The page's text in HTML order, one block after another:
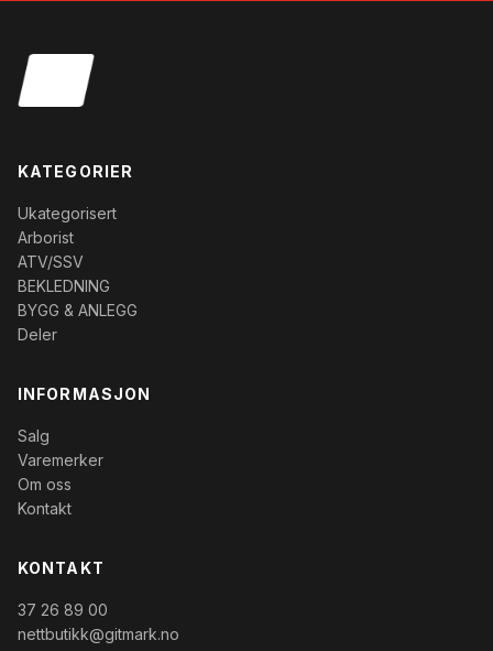
KATEGORIER
Ukategorisert
Arborist
ATV/SSV
BEKLEDNING
BYGG & ANLEGG
Deler
INFORMASJON
Salg
Varemerker
Om oss
Kontakt
KONTAKT
37 26 89 00
nettbutikk@gitmark.no